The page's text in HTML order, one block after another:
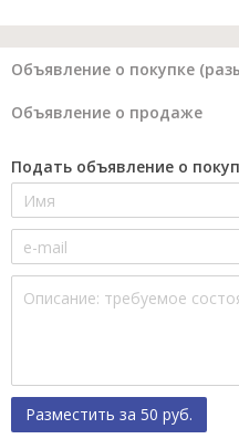
Объявление о покупке
Объявление о продаже
Подать объявление о
Разместить за 50 руб.